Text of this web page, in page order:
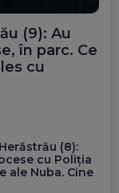
(9): Au
în parc. Ce
cu
(8):
cu Poliția
ale Nuba. Cine